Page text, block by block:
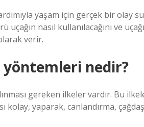
yaşam için gerçek bir olay
uçağın nasıl kullanılacağını ve
verir.
nedir?
gereken ilkeler vardır. Bu
kolay, yaparak, canlandırma,